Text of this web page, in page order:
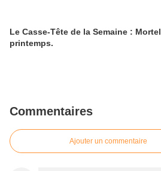
Le Casse-Tête de la Semaine : Mortel
printemps.
Commentaires
Ajouter un commentaire